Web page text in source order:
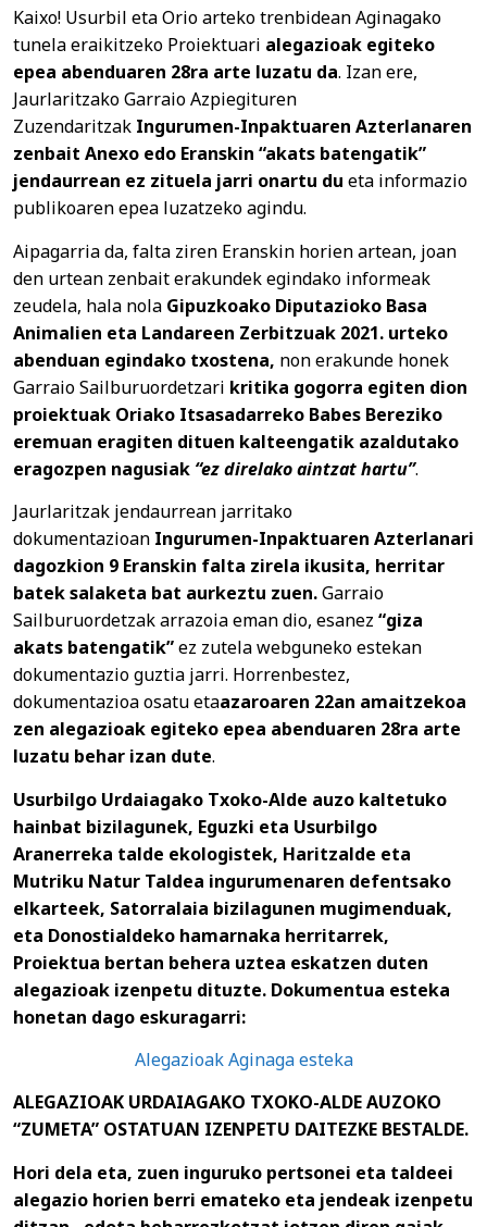
Kaixo! Usurbil eta Orio arteko trenbidean Aginagako
tunela eraikitzeko Proiektuari alegazioak egiteko
epea abenduaren 28ra arte luzatu da. Izan ere,
Jaurlaritzako Garraio Azpiegituren
Zuzendaritzak Ingurumen-Inpaktuaren Azterlanaren
zenbait Anexo edo Eranskin “akats batengatik”
jendaurrean ez zituela jarri onartu du eta informazio
publikoaren epea luzatzeko agindu.
Aipagarria da, falta ziren Eranskin horien artean, joan
den urtean zenbait erakundek egindako informeak
zeudela, hala nola Gipuzkoako Diputazioko Basa
Animalien eta Landareen Zerbitzuak 2021. urteko
abenduan egindako txostena, non erakunde honek
Garraio Sailburuordetzari kritika gogorra egiten dion
proiektuak Oriako Itsasadarreko Babes Bereziko
eremuan eragiten dituen kalteengatik azaldutako
eragozpen nagusiak “ez direlako aintzat hartu”.
Jaurlaritzak jendaurrean jarritako
dokumentazioan Ingurumen-Inpaktuaren Azterlanari
dagozkion 9 Eranskin falta zirela ikusita, herritar
batek salaketa bat aurkeztu zuen.Garraio
Sailburuordetzak arrazoia eman dio, esanez “giza
akats batengatik”ez zutela webguneko estekan
dokumentazio guztia jarri. Horrenbestez,
dokumentazioa osatu etaazaroaren 22an amaitzekoa
zen alegazioak egiteko epea abenduaren 28ra arte
luzatu behar izan dute.
Usurbilgo Urdaiagako Txoko-Alde auzo kaltetuko
hainbat bizilagunek, Eguzki eta Usurbilgo
Aranerreka talde ekologistek, Haritzalde eta
Mutriku Natur Taldea ingurumenaren defentsako
elkarteek, Satorralaia bizilagunen mugimenduak,
eta Donostialdeko hamarnaka herritarrek,
Proiektua bertan behera uztea eskatzen duten
alegazioak izenpetu dituzte. Dokumentua esteka
honetan dago eskuragarri:
Alegazioak Aginaga esteka
ALEGAZIOAK URDAIAGAKO TXOKO-ALDE AUZOKO
“ZUMETA” OSTATUAN IZENPETU DAITEZKE BESTALDE.
Hori dela eta, zuen inguruko pertsonei eta taldeei
alegazio horien berri emateko eta jendeak izenpetu